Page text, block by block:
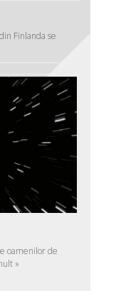
Finlanda se
oamenilor de
»